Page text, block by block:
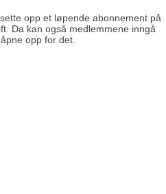
opp et løpende abonnement på
Da kan også medlemmene inngå
opp for det.